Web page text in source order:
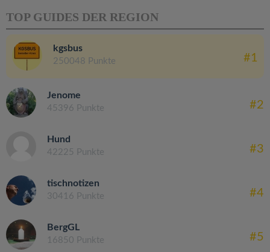
TOP GUIDES DER REGION
kgsbus
250048 Punkte #1
Jenome
45396 Punkte #2
Hund
42225 Punkte #3
tischnotizen
30416 Punkte #4
BergGL
16850 Punkte #5